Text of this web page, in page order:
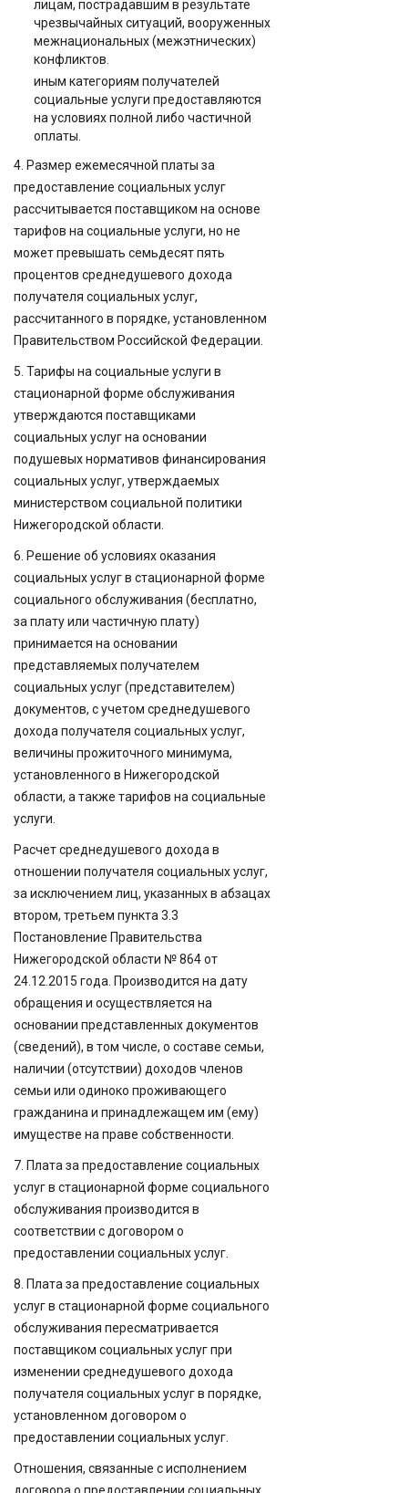
лицам, пострадавшим в результате
чрезвычайных ситуаций, вооруженных
межнациональных (межэтнических)
конфликтов.
иным категориям получателей
социальные услуги предоставляются
на условиях полной либо частичной
оплаты.
4. Размер ежемесячной платы за
предоставление социальных услуг
рассчитывается поставщиком на основе
тарифов на социальные услуги, но не
может превышать семьдесят пять
процентов среднедушевого дохода
получателя социальных услуг,
рассчитанного в порядке, установленном
Правительством Российской Федерации.
5. Тарифы на социальные услуги в
стационарной форме обслуживания
утверждаются поставщиками
социальных услуг на основании
подушевых нормативов финансирования
социальных услуг, утверждаемых
министерством социальной политики
Нижегородской области.
6. Решение об условиях оказания
социальных услуг в стационарной форме
социального обслуживания (бесплатно,
за плату или частичную плату)
принимается на основании
представляемых получателем
социальных услуг (представителем)
документов, с учетом среднедушевого
дохода получателя социальных услуг,
величины прожиточного минимума,
установленного в Нижегородской
области, а также тарифов на социальные
услуги.
Расчет среднедушевого дохода в
отношении получателя социальных услуг,
за исключением лиц, указанных в абзацах
втором, третьем пункта 3.3
Постановление Правительства
Нижегородской области № 864 от
24.12.2015 года. Производится на дату
обращения и осуществляется на
основании представленных документов
(сведений), в том числе, о составе семьи,
наличии (отсутствии) доходов членов
семьи или одиноко проживающего
гражданина и принадлежащем им (ему)
имуществе на праве собственности.
7. Плата за предоставление социальных
услуг в стационарной форме социального
обслуживания производится в
соответствии с договором о
предоставлении социальных услуг.
8. Плата за предоставление социальных
услуг в стационарной форме социального
обслуживания пересматривается
поставщиком социальных услуг при
изменении среднедушевого дохода
получателя социальных услуг в порядке,
установленном договором о
предоставлении социальных услуг.
Отношения, связанные с исполнением